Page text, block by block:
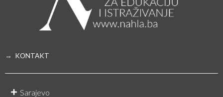
→ KONTAKT
Sarajevo